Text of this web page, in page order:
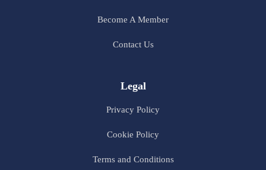
Become A Member
Contact Us
Legal
Privacy Policy
Cookie Policy
Terms and Conditions